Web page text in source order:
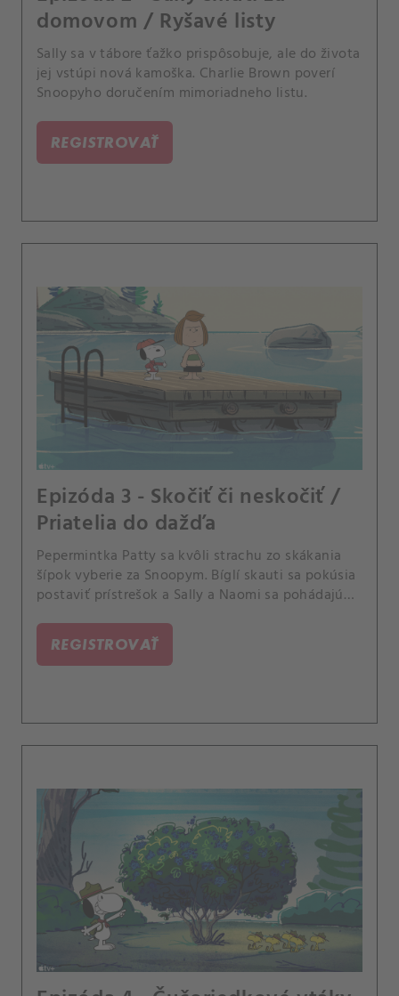
domovom / Ryšavé listy
Sally sa v tábore ťažko prispôsobuje, ale do života
jej vstúpi nová kamoška. Charlie Brown poverí
Snoopyho doručením mimoriadneho listu.
REGISTROVAŤ
Epizóda 3 - Skočiť či neskočiť /
Priatelia do dažďa
Pepermintka Patty sa kvôli strachu zo skákania
šípok vyberie za Snoopym. Bíglí skauti sa pokúsia
postaviť prístrešok a Sally a Naomi sa pohádajú
REGISTROVAŤ